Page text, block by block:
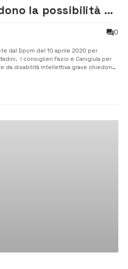
la possibilità di
0
dal Dpcm del 10 aprile 2020 per
I consiglieri Fazio e Canigiula per
da disabilità intellettiva grave chiedono
Cettina Di Pietro e alla...